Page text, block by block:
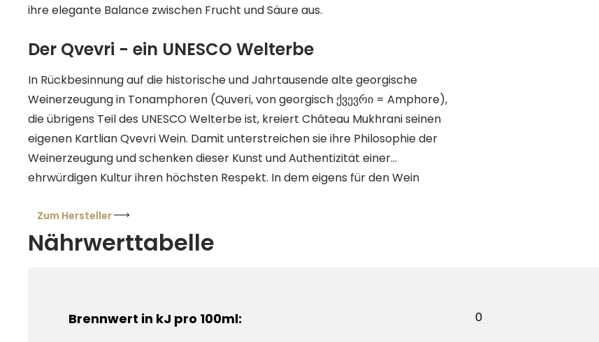
ihre elegante Balance zwischen Frucht und Säure aus.
Der Qvevri - ein UNESCO Welterbe
In Rückbesinnung auf die historische und Jahrtausende alte georgische
Weinerzeugung in Tonamphoren (Quveri, von georgisch ქვევრი = Amphore),
die übrigens Teil des UNESCO Welterbe ist, kreiert Château Mukhrani seinen
eigenen Kartlian Qvevri Wein. Damit unterstreichen sie ihre Philosophie der
Weinerzeugung und schenken dieser Kunst und Authentizität einer
ehrwürdigen Kultur ihren höchsten Respekt. In dem eigens für den Wein
Boden eingegraben sind, sodass nur die Öffnung herausschaut. Die
gequetschten Trauben und der Saft kommen in die Amphoren und werden
luftdicht verschlossen, wo der Wein dann monatelang unter konstanten
unfiltriert abgefüllt.
Zum Hersteller
Nährwerttabelle
Brennwert in kJ pro 100ml: 0